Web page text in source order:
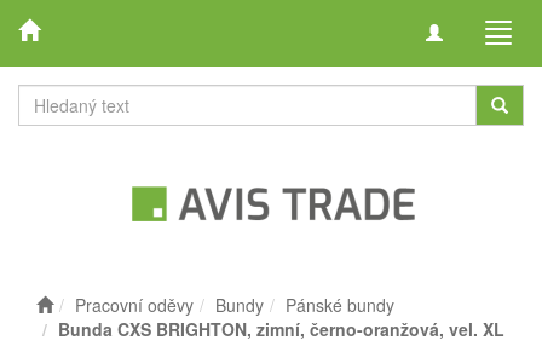
Toggle
Pracovní oděvy Bundy
Pánské bundy
Bunda CXS BRIGHTON, zimní, černo-oranžová, vel. XL